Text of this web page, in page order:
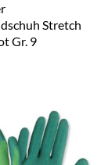
Stretch
Gr. 9